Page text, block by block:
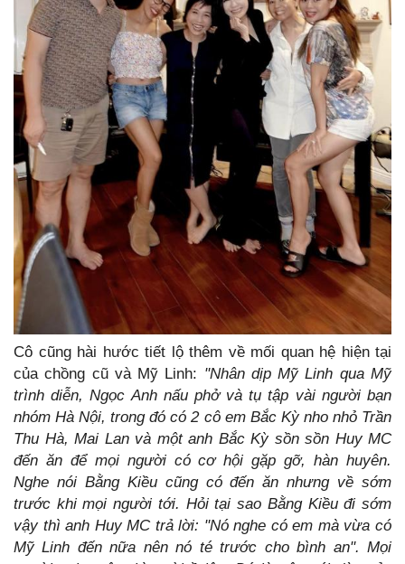
Cô cũng hài hước tiết lộ thêm về mối quan hệ hiện tại
của chồng cũ và Mỹ Linh: "Nhân dịp Mỹ Linh qua Mỹ
trình diễn, Ngọc Anh nấu phở và tụ tập vài người bạn
nhóm Hà Nội, trong đó có 2 cô em Bắc Kỳ nho nhỏ Trần
Thu Hà, Mai Lan và một anh Bắc Kỳ sồn sồn Huy MC
đến ăn để mọi người có cơ hội gặp gỡ, hàn huyên.
Nghe nói Bằng Kiều cũng có đến ăn nhưng về sớm
trước khi mọi người tới. Hỏi tại sao Bằng Kiều đi sớm
vậy thì anh Huy MC trả lời: "Nó nghe có em mà vừa có
Mỹ Linh đến nữa nên nó té trước cho bình an". Mọi